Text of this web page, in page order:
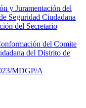
y Juramentación del
Seguridad Ciudadana
del Secretario
del Comite
del Distrito de
MDGP/A